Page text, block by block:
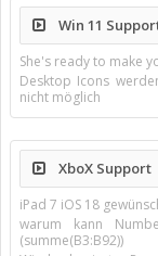
Win 11
She's ready to make
Desktop Icons
nicht möglich
XboX Support
iPad 7 iOS 18
warum kann
(summe(B3:B92))